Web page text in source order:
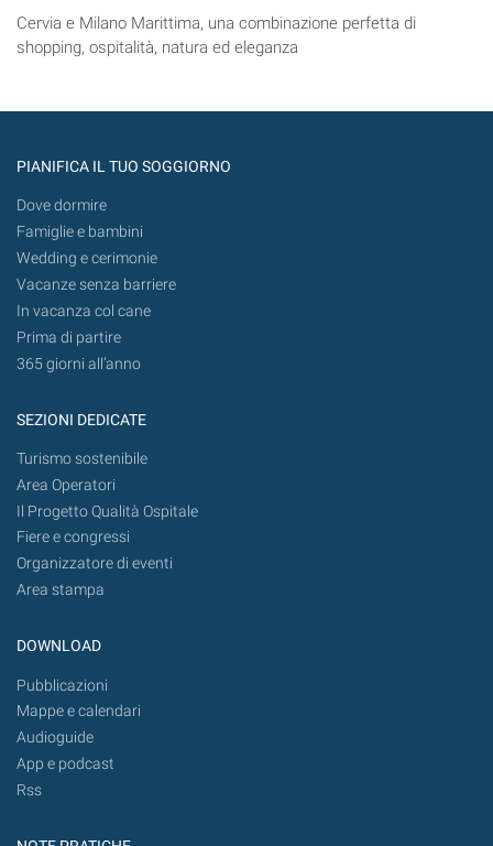
Cervia e Milano Marittima, una combinazione perfetta di
shopping, ospitalità, natura ed eleganza
PIANIFICA IL TUO SOGGIORNO
Dove dormire
Famiglie e bambini
Wedding e cerimonie
Vacanze senza barriere
In vacanza col cane
Prima di partire
365 giorni all’anno
SEZIONI DEDICATE
Turismo sostenibile
Area Operatori
Il Progetto Qualità Ospitale
Fiere e congressi
Organizzatore di eventi
Area stampa
DOWNLOAD
Pubblicazioni
Mappe e calendari
Audioguide
App e podcast
Rss